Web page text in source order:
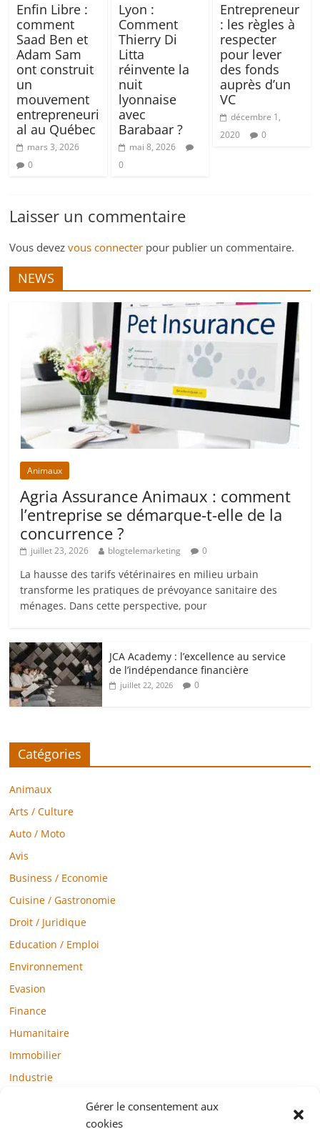
Gérer le consentement aux
cookies
Enfin Libre :
comment
Saad Ben et
Adam Sam
ont construit
un
mouvement
entrepreneuri
al au Québec
mars 3, 2026
0
Lyon :
Comment
Thierry Di
Litta
réinvente la
nuit
lyonnaise
avec
Barabaar ?
mai 8, 2026
0
Entrepreneur
: les règles à
respecter
pour lever
des fonds
auprès d’un
VC
décembre 1,
2020
0
Laisser un commentaire
Vous devezvous connecter pour publier un commentaire.
NEWS
Animaux
Agria Assurance Animaux : comment
l’entreprise se démarque-t-elle de la
concurrence ?
juillet 23, 2026 blogtelemarketing 0
La hausse des tarifs vétérinaires en milieu urbain
transforme les pratiques de prévoyance sanitaire des
ménages. Dans cette perspective, pour
JCA Academy : l’excellence au service
de l’indépendance financière
juillet 22, 2026 0
Catégories
Animaux
Arts / Culture
Auto / Moto
Avis
Business / Economie
Cuisine / Gastronomie
Droit / Juridique
Education / Emploi
Environnement
Evasion
Finance
Humanitaire
Immobilier
Industrie